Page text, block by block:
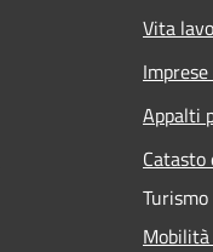
Vita
Appalti
Turismo